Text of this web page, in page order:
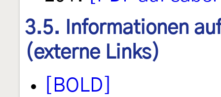
3.5. Informationen
(externe Links)
[BOLD]